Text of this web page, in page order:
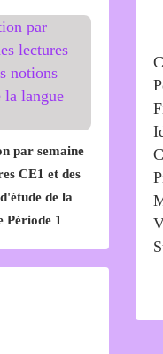
par semaine
CE1 et des
de la
Période 1